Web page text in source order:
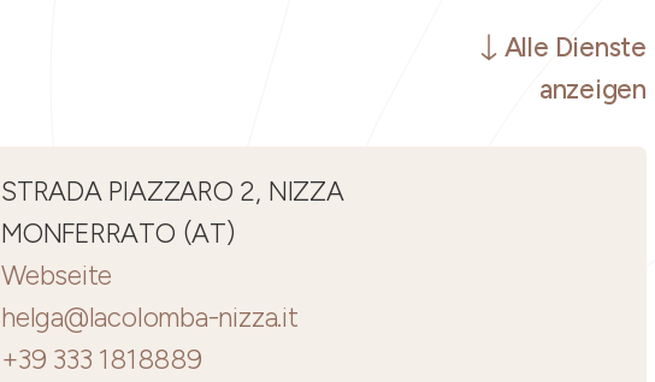
Alle Dienste
anzeigen
STRADA PIAZZARO 2, NIZZA
MONFERRATO (AT)
Webseite
helga@lacolomba-nizza.it
+39 333 1818889